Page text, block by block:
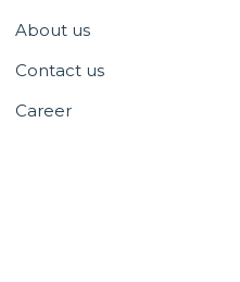
About us
Contact us
Career